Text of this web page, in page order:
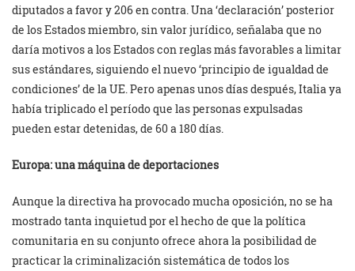
diputados a favor y 206 en contra. Una ‘declaración’ posterior
de los Estados miembro, sin valor jurídico, señalaba que no
daría motivos a los Estados con reglas más favorables a limitar
sus estándares, siguiendo el nuevo ‘principio de igualdad de
condiciones’ de la UE. Pero apenas unos días después, Italia ya
había triplicado el período que las personas expulsadas
pueden estar detenidas, de 60 a 180 días.
Europa: una máquina de deportaciones
Aunque la directiva ha provocado mucha oposición, no se ha
mostrado tanta inquietud por el hecho de que la política
comunitaria en su conjunto ofrece ahora la posibilidad de
practicar la criminalización sistemática de todos los